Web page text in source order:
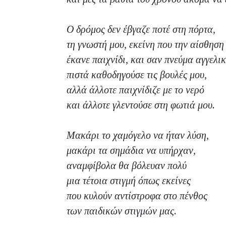
Ο δρόμος δεν έβγαζε ποτέ στη πόρτα,
τη γνωστή μου, εκείνη που την αίσθηση
έκανε παιχνίδι, και σαν πνεύμα
πιστά καθοδηγούσε τις βουλές μου,
αλλά άλλοτε παιχνίδιζε με το νερό
και άλλοτε γλεντούσε στη φωτιά μου.
Μακάρι το χαμόγελο να ήταν λύση,
μακάρι τα σημάδια να υπήρχαν,
αναμφίβολα θα βόλευαν πολύ
μια τέτοια στιγμή όπως εκείνες
που κυλούν αντίστροφα στο πένθος
των παιδικών στιγμών μας.